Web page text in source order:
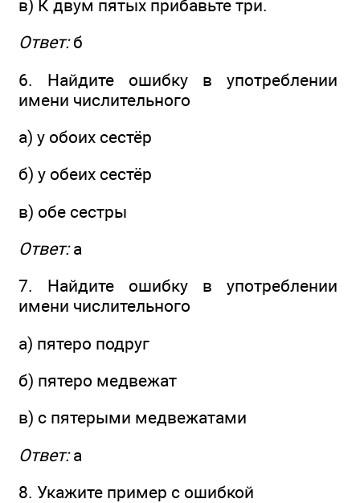
в) К двум пятых прибавьте три.
Ответ:б
6. Найдите ошибку в употреблении
имени числительного
а) у обоих сестёр
б) у обеих сестёр
в) обе сестры
Ответ:а
7. Найдите ошибку в употреблении
имени числительного
а) пятеро подруг
б) пятеро медвежат
в) с пятерыми медвежатами
Ответ:а
8. Укажите пример с ошибкой